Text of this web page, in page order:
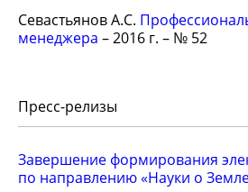
Севастьянов А.С.
менеджера – 2016 г. – № 52
Пресс-релизы
Завершение формирования
по направлению «Науки о